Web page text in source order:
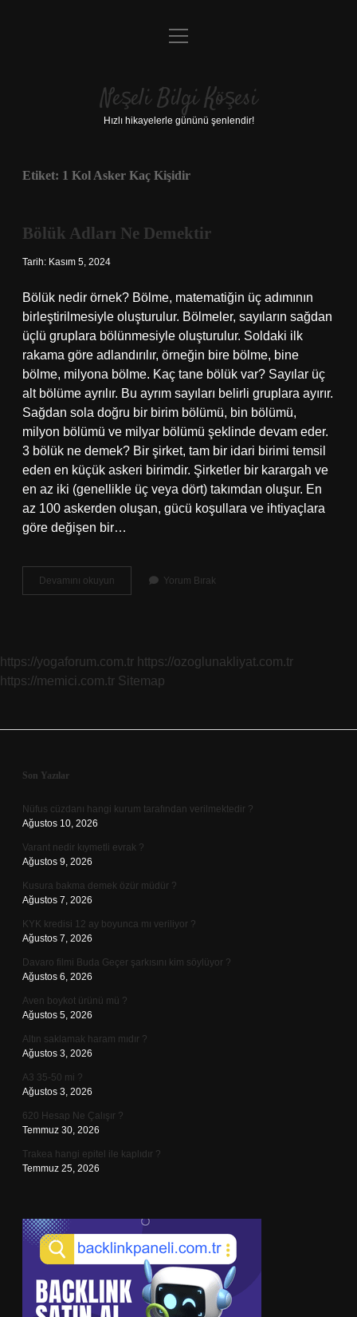
Anasayfa
Yasal Uyarı
menüyü
Neşeli Bilgi Köşesi
Hızlı hikayelerle gününü şenlendir!
Etiket: 1 Kol Asker Kaç Kişidir
Bölük Adları Ne Demektir
Tarih: Kasım 5, 2024
Bölük nedir örnek? Bölme, matematiğin üç adımının
birleştirilmesiyle oluşturulur. Bölmeler, sayıların sağdan
üçlü gruplara bölünmesiyle oluşturulur. Soldaki ilk
rakama göre adlandırılır, örneğin bire bölme, bine
bölme, milyona bölme. Kaç tane bölük var? Sayılar üç
alt bölüme ayrılır. Bu ayrım sayıları belirli gruplara ayırır.
Sağdan sola doğru bir birim bölümü, bin bölümü,
milyon bölümü ve milyar bölümü şeklinde devam eder.
3 bölük ne demek? Bir şirket, tam bir idari birimi temsil
eden en küçük askeri birimdir. Şirketler bir karargah ve
en az iki (genellikle üç veya dört) takımdan oluşur. En
az 100 askerden oluşan, gücü koşullara ve ihtiyaçlara
göre değişen bir…
Devamını okuyun
Adları
Yorum Bırak
https://yogaforum.com.tr https://ozoglunakliyat.com.tr
https://memici.com.tr Sitemap
Sidebar
Son Yazılar
Nüfus cüzdanı hangi kurum tarafından verilmektedir ?
Ağustos 10, 2026
Varant nedir kıymetli evrak ?
Ağustos 9, 2026
Kusura bakma demek özür müdür ?
Ağustos 7, 2026
KYK kredisi 12 ay boyunca mı veriliyor ?
Ağustos 7, 2026
Davaro filmi Buda Geçer şarkısını kim söylüyor ?
Ağustos 6, 2026
Aven boykot ürünü mü ?
Ağustos 5, 2026
Altın saklamak haram mıdır ?
Ağustos 3, 2026
A3 35-50 mi ?
Ağustos 3, 2026
620 Hesap Ne Çalışır ?
Temmuz 30, 2026
Trakea hangi epitel ile kaplıdır ?
Temmuz 25, 2026